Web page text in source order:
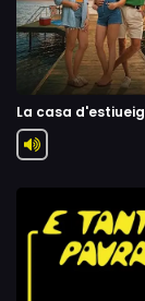
La casa d'estiueig